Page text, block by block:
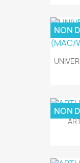
NON
NON